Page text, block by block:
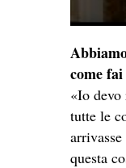
come
«Io devo
tutte le
questa